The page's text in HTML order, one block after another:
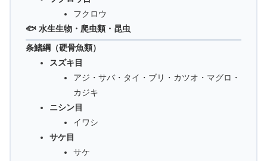
フクロウ
🐟 水生生物・爬虫類・昆虫
条鰭綱（硬骨魚類）
スズキ目
アジ・サバ・タイ・ブリ・カツオ・マグロ・
カジキ
ニシン目
イワシ
サケ目
サケ